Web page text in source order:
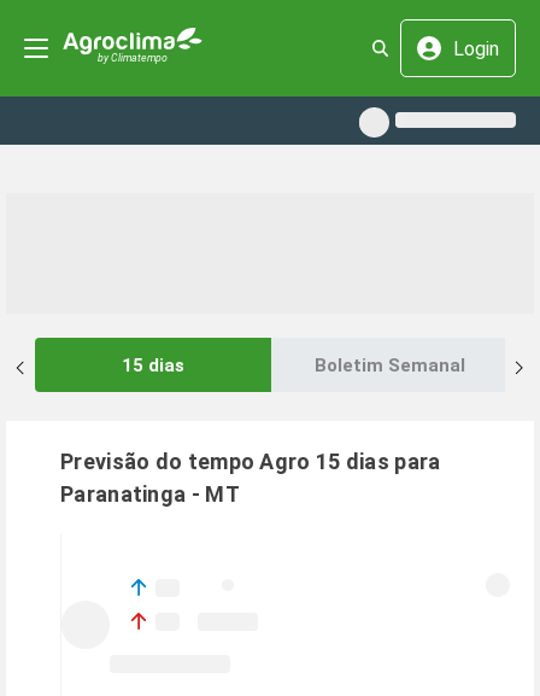
Login
15 dias Boletim Semanal
Previsão do tempo Agro 15 dias para
Paranatinga - MT